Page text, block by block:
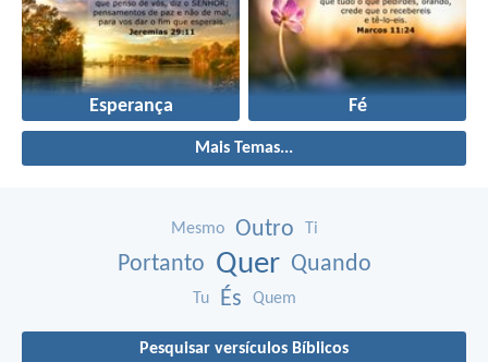
Esperança Fé
Mais Temas...
Mesmo Outro Ti
Portanto Quer Quando
Tu És Quem
Pesquisar versículos Bíblicos